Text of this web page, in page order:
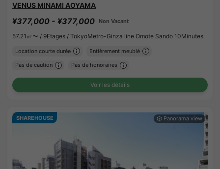
VENUS MINAMI AOYAMA
¥377,000 - ¥377,000 Non Vacant
57.21㎡〜 / 9Etages / TokyoMetro-Ginza line Omote Sando 10Minutes
Location courte durée Entièrement meublé
Pas de caution Pas de honoraires
Voir les détails
SHAREHOUSE